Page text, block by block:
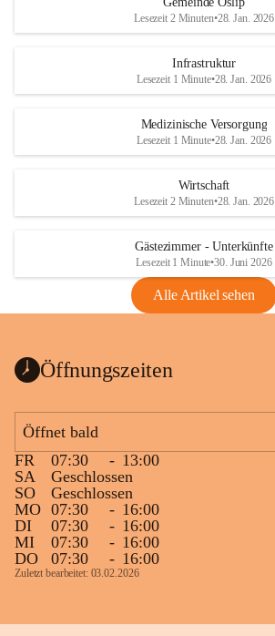
Lesezeit 2 Minuten•28. Jan. 2026
Infrastruktur
Lesezeit 1 Minute•28. Jan. 2026
Medizinische Versorgung
Lesezeit 1 Minute•28. Jan. 2026
Wirtschaft
Lesezeit 2 Minuten•28. Jan. 2026
Gästezimmer - Unterkünfte
Lesezeit 1 Minute•30. Juni 2026
Alle Artikel sehen
Öffnungszeiten
Öffnet bald
FR
07:30 - 13:00
SA
Geschlossen
SO
Geschlossen
MO 07:30 - 16:00
DI
07:30 - 16:00
MI
07:30 - 16:00
DO
07:30 - 16:00
Zuletzt bearbeitet: 03.02.2026